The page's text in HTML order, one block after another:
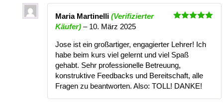
Maria Martinelli (Verifizierter
Käufer) – 10. März 2025
Jose ist ein großartiger, engagierter Lehrer! Ich
habe beim kurs viel gelernt und viel Spaß
gehabt. Sehr professionelle Betreuung,
konstruktive Feedbacks und Bereitschaft, alle
Fragen zu beantworten. Also: TOLL! DANKE!